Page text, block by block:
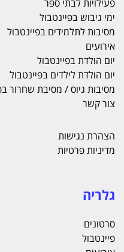
פעילויות לבתי ספר
ימי גיבוש בפיינטבול
מסיבות לתלמידים בפיינטבול
אירועים
יום הולדת בפיינטבול
יום הולדת לילדים בפיינטבול
מסיבות גיוס / מסיבת שחרור
צור קשר
הצהרת נגישות
מדיניות פרטיות
גלריה
סרטונים
פיינטבול